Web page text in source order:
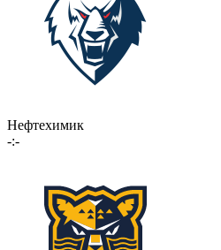
Нефтехимик
-:-